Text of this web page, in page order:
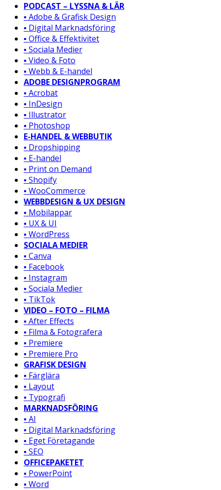
PODCAST – LYSSNA & LÄR
▪️ Adobe & Grafisk Design
▪️ Digital Marknadsföring
▪️ Office & Effektivitet
▪️ Sociala Medier
▪️ Video & Foto
▪️ Webb & E-handel
ADOBE DESIGNPROGRAM
▪️ Acrobat
▪️ InDesign
▪️ Illustrator
▪️ Photoshop
E-HANDEL & WEBBUTIK
▪️ Dropshipping
▪️ E-handel
▪️ Print on Demand
▪️ Shopify
▪️ WooCommerce
WEBBDESIGN & UX DESIGN
▪️ Mobilappar
▪️ UX & UI
▪️ WordPress
SOCIALA MEDIER
▪️ Canva
▪️ Facebook
▪️ Instagram
▪️ Sociala Medier
▪️ TikTok
VIDEO – FOTO – FILMA
▪️ After Effects
▪️ Filma & Fotografera
▪️ Premiere
▪️ Premiere Pro
GRAFISK DESIGN
▪️ Färglära
▪️ Layout
▪️ Typografi
MARKNADSFÖRING
▪️ AI
▪️ Digital Marknadsföring
▪️ Eget Företagande
▪️ SEO
OFFICEPAKETET
▪️ PowerPoint
▪️ Word